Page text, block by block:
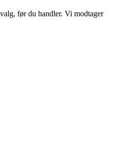
før du handler. Vi modtager